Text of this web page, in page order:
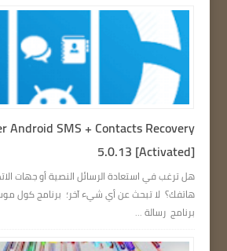
Android SMS + Contacts Recovery
5.0.13 [Activated]
هل ترغب في استعادة الرسائل النصية أو جهات
هاتفك؟ لا تبحث عن أي شيء آخر؛ برنامج كول
برنامج رسالة ...